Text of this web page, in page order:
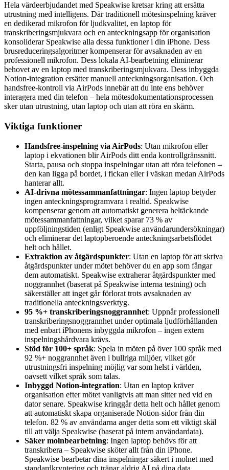
Hela värdeerbjudandet med Speakwise kretsar kring att ersätta
utrustning med intelligens. Där traditionell mötesinspelning kräver
en dedikerad mikrofon för ljudkvalitet, en laptop för
transkriberingsmjukvara och en anteckningsapp för organisation
konsoliderar Speakwise alla dessa funktioner i din iPhone. Dess
brusreduceringsalgoritmer kompenserar för avsaknaden av en
professionell mikrofon. Dess lokala AI-bearbetning eliminerar
behovet av en laptop med transkriberingsmjukvara. Dess inbyggda
Notion-integration ersätter manuell anteckningsorganisation. Och
handsfree-kontroll via AirPods innebär att du inte ens behöver
interagera med din telefon – hela mötesdokumentationsprocessen
sker utan utrustning, utan laptop och utan att röra en skärm.
Viktiga funktioner
Handsfree-inspelning via AirPods: Utan mikrofon eller
laptop i ekvationen blir AirPods ditt enda kontrollgränssnitt.
Starta, pausa och stoppa inspelningar utan att röra telefonen –
den kan ligga på bordet, i fickan eller i väskan medan AirPods
hanterar allt.
AI-drivna mötessammanfattningar: Ingen laptop betyder
ingen anteckningsprogramvara i realtid. Speakwise
kompenserar genom att automatiskt generera heltäckande
mötessammanfattningar, vilket sparar 73 % av
uppföljningstiden (enligt Speakwise användarundersökningar)
och eliminerar det laptopberoende anteckningsarbetsflödet
helt och hållet.
Extraktion av åtgärdspunkter: Utan en laptop för att skriva
åtgärdspunkter under mötet behöver du en app som fångar
dem automatiskt. Speakwise extraherar åtgärdspunkter med
noggrannhet (baserat på Speakwise interna testning) och
säkerställer att inget går förlorat trots avsaknaden av
traditionella anteckningsverktyg.
95 %+ transkriberingsnoggrannhet: Uppnår professionell
transkriberingsnoggrannhet under optimala ljudförhållanden
med enbart iPhonens inbyggda mikrofon – ingen extern
inspelningshårdvara krävs.
Stöd för 100+ språk: Spela in möten på över 100 språk med
92 %+ noggrannhet även i bullriga miljöer, vilket gör
utrustningsfri inspelning möjlig var som helst i världen,
oavsett vilket språk som talas.
Inbyggd Notion-integration: Utan en laptop kräver
organisation efter mötet vanligtvis att man sitter ned vid en
dator senare. Speakwise kringgår detta helt och hållet genom
att automatiskt skapa organiserade Notion-sidor från din
telefon. 82 % av användarna anger detta som ett viktigt skäl
till att välja Speakwise (baserat på intern användardata).
Säker molnbearbetning: Ingen laptop behövs för att
transkribera – Speakwise sköter allt från din iPhone.
Speakwise bearbetar dina inspelningar säkert i molnet med
standardkryptering och tränar aldrig AI på dina data.